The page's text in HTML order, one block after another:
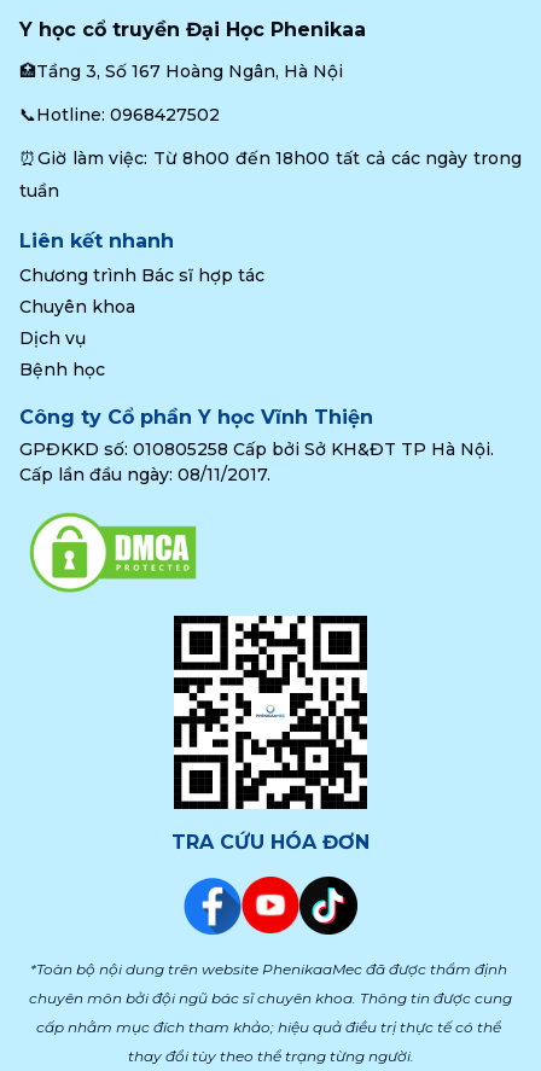
Y học cổ truyền Đại Học Phenikaa
🏥Tầng 3, Số 167 Hoàng Ngân, Hà Nội
📞Hotline: 0968427502
⏰Giờ làm việc: Từ 8h00 đến 18h00 tất cả các ngày trong
tuần
Liên kết nhanh
Chương trình Bác sĩ hợp tác
Chuyên khoa
Dịch vụ
Bệnh học
Công ty Cổ phần Y học Vĩnh Thiện
GPĐKKD số: 010805258 Cấp bởi Sở KH&ĐT TP Hà Nội.
Cấp lần đầu ngày: 08/11/2017.
TRA CỨU HÓA ĐƠN
*Toàn bộ nội dung trên website PhenikaaMec đã được thẩm định
chuyên môn bởi đội ngũ bác sĩ chuyên khoa. Thông tin được cung
cấp nhằm mục đích tham khảo; hiệu quả điều trị thực tế có thể
thay đổi tùy theo thể trạng từng người.